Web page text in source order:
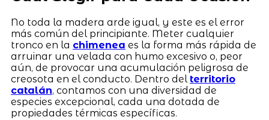
No toda la madera arde igual, y este es el error
más común del principiante. Meter cualquier
tronco en la chimenea es la forma más rápida de
arruinar una velada con humo excesivo o, peor
aún, de provocar una acumulación peligrosa de
creosota en el conducto. Dentro del territorio
catalán, contamos con una diversidad de
especies excepcional, cada una dotada de
propiedades térmicas específicas.